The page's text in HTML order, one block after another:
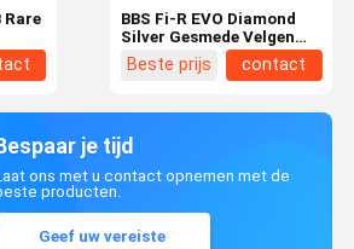
Rare
STI
BBS Fi-R EVO Diamond
Silver Gesmede Velgen
voor BMW F87 F80 F82
F83 F90 G87 G80 G81
M5 Velgen
Beste prijs contact
je tijd
ons met u contact opnemen met de
producten.
Geef uw vereiste